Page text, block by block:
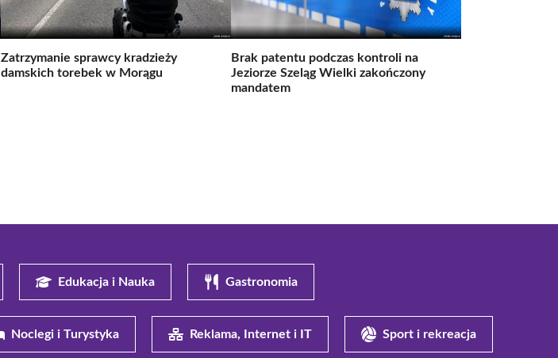
Zatrzymanie sprawcy kradzieży
damskich torebek w Morągu
Brak patentu podczas kontroli na
Jeziorze Szeląg Wielki zakończony
mandatem
Edukacja i Nauka Gastronomia
Noclegi i Turystyka Reklama, Internet i IT Sport i rekreacja